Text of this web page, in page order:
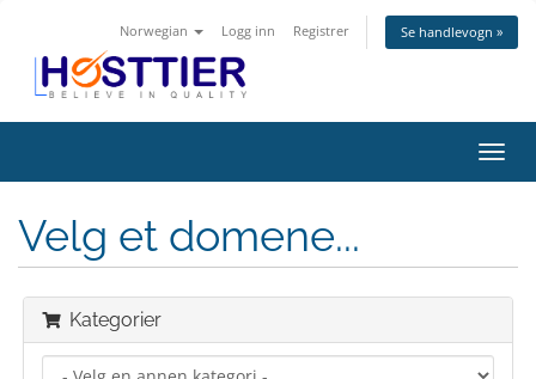
Norwegian Logg inn Registrer Se handlevogn »
Bytt
Velg et domene...
Kategorier